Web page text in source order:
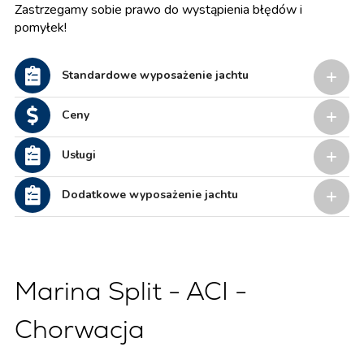
Zastrzegamy sobie prawo do wystąpienia błędów i
pomyłek!
Standardowe wyposażenie jachtu
Ceny
Usługi
Dodatkowe wyposażenie jachtu
Marina Split - ACI -
Chorwacja